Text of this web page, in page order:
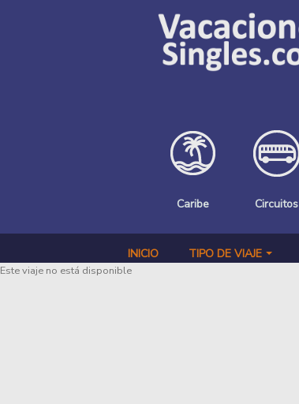
Caribe Circuitos
INICIO TIPO DE VIAJE
Este viaje no está disponible